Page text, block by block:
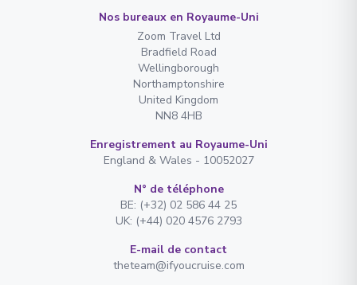
Nos bureaux en Royaume-Uni
Zoom Travel Ltd
Bradfield Road
Wellingborough
Northamptonshire
United Kingdom
NN8 4HB
Enregistrement au Royaume-Uni
England & Wales - 10052027
N° de téléphone
BE: (+32) 02 586 44 25
UK: (+44) 020 4576 2793
E-mail de contact
theteam@ifyoucruise.com